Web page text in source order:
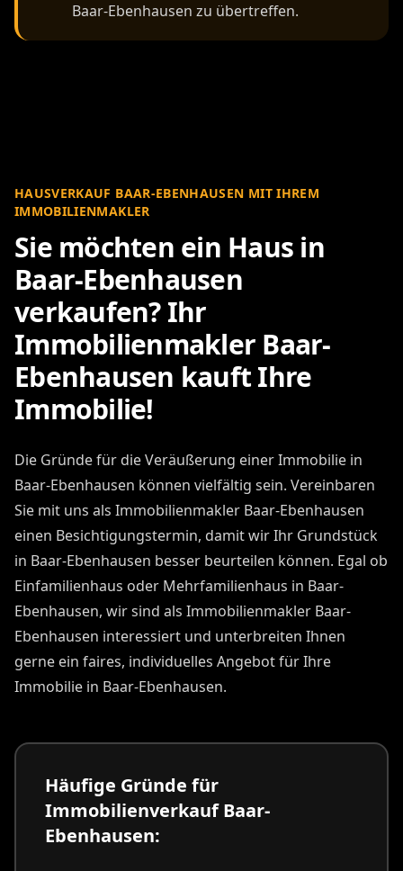
Baar-Ebenhausen zu übertreffen.
HAUSVERKAUF BAAR-EBENHAUSEN MIT IHREM
IMMOBILIENMAKLER
Sie möchten ein Haus in
Baar-Ebenhausen
verkaufen? Ihr
Immobilienmakler Baar-
Ebenhausen kauft Ihre
Immobilie!
Die Gründe für die Veräußerung einer Immobilie in
Baar-Ebenhausen können vielfältig sein. Vereinbaren
Sie mit uns als Immobilienmakler Baar-Ebenhausen
einen Besichtigungstermin, damit wir Ihr Grundstück
in Baar-Ebenhausen besser beurteilen können. Egal ob
Einfamilienhaus oder Mehrfamilienhaus in Baar-
Ebenhausen, wir sind als Immobilienmakler Baar-
Ebenhausen interessiert und unterbreiten Ihnen
gerne ein faires, individuelles Angebot für Ihre
Immobilie in Baar-Ebenhausen.
Häufige Gründe für
Immobilienverkauf Baar-
Ebenhausen: